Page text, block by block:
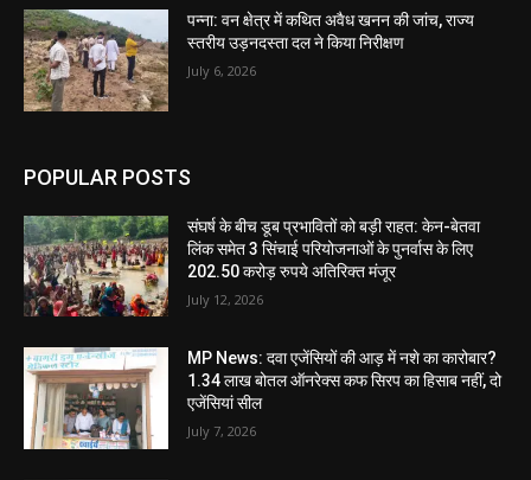
पन्ना: वन क्षेत्र में कथित अवैध खनन की जांच, राज्य
स्तरीय उड़नदस्ता दल ने किया निरीक्षण
July 6, 2026
POPULAR POSTS
संघर्ष के बीच डूब प्रभावितों को बड़ी राहत: केन-बेतवा
लिंक समेत 3 सिंचाई परियोजनाओं के पुनर्वास के लिए
202.50 करोड़ रुपये अतिरिक्त मंजूर
July 12, 2026
MP News: दवा एजेंसियों की आड़ में नशे का कारोबार?
1.34 लाख बोतल ऑनरेक्स कफ सिरप का हिसाब नहीं, दो
एजेंसियां सील
July 7, 2026